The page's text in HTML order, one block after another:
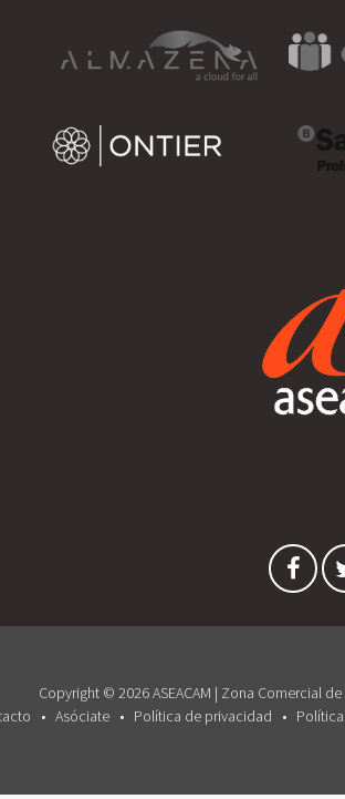
Copyright © 2026 ASEACAM | Zona Comercial
Asóciate Política de privacidad